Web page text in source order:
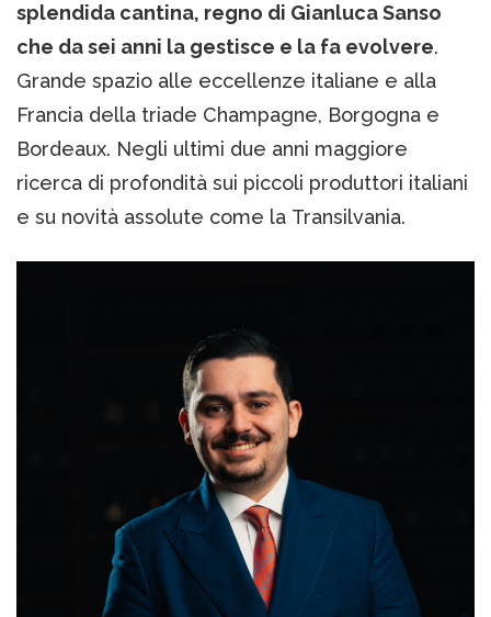
splendida cantina, regno di Gianluca Sanso
che da sei anni la gestisce e la fa evolvere.
Grande spazio alle eccellenze italiane e alla
Francia della triade Champagne, Borgogna e
Bordeaux. Negli ultimi due anni maggiore
ricerca di profondità sui piccoli produttori italiani
e su novità assolute come la Transilvania.